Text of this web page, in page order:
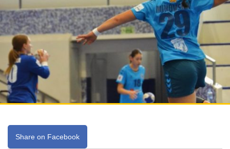
Share on Facebook